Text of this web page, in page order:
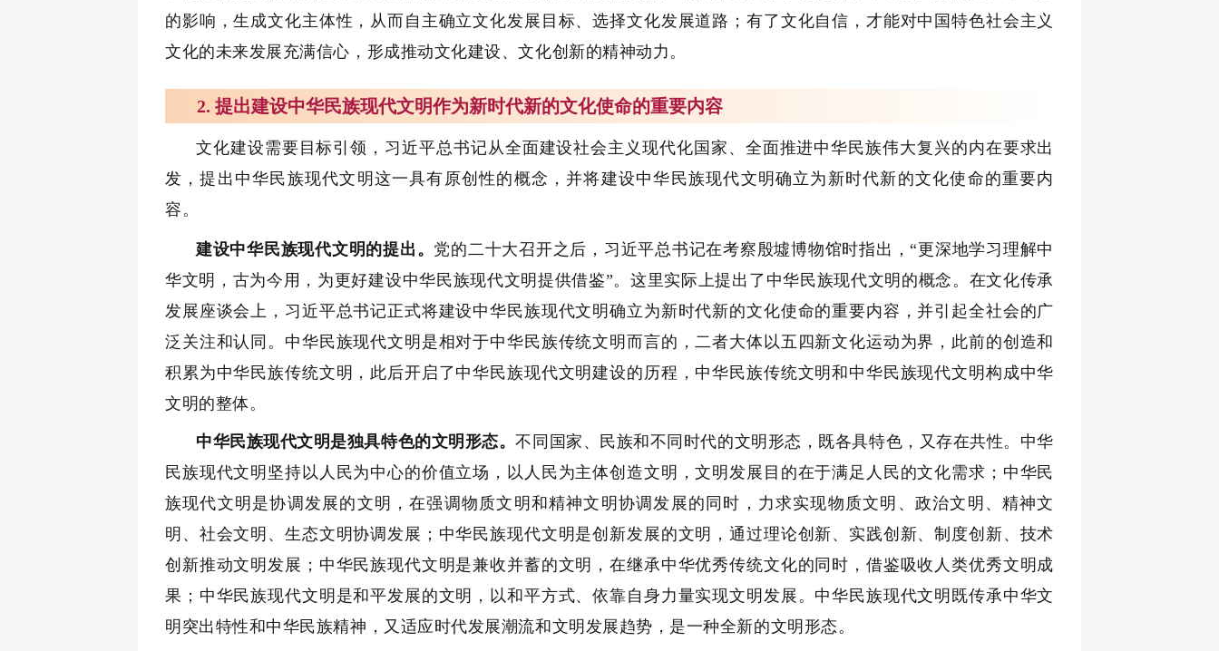
的影响，生成文化主体性，从而自主确立文化发展目标、选择文化发展道路；有了文化自信，才能对中国特色社会主义
文化的未来发展充满信心，形成推动文化建设、文化创新的精神动力。
2. 提出建设中华民族现代文明作为新时代新的文化使命的重要内容
文化建设需要目标引领，习近平总书记从全面建设社会主义现代化国家、全面推进中华民族伟大复兴的内在要求出
发，提出中华民族现代文明这一具有原创性的概念，并将建设中华民族现代文明确立为新时代新的文化使命的重要内
容。
建设中华民族现代文明的提出。 党的二十大召开之后，习近平总书记在考察殷墟博物馆时指出，“更深地学习理解中
华文明，古为今用，为更好建设中华民族现代文明提供借鉴”。这里实际上提出了中华民族现代文明的概念。在文化传承
发展座谈会上，习近平总书记正式将建设中华民族现代文明确立为新时代新的文化使命的重要内容，并引起全社会的广
泛关注和认同。中华民族现代文明是相对于中华民族传统文明而言的，二者大体以五四新文化运动为界，此前的创造和
积累为中华民族传统文明，此后开启了中华民族现代文明建设的历程，中华民族传统文明和中华民族现代文明构成中华
文明的整体。
中华民族现代文明是独具特色的文明形态。不同国家、民族和不同时代的文明形态，既各具特色，又存在共性。中华
民族现代文明坚持以人民为中心的价值立场，以人民为主体创造文明，文明发展目的在于满足人民的文化需求；中华民
族现代文明是协调发展的文明，在强调物质文明和精神文明协调发展的同时，力求实现物质文明、政治文明、精神文
明、社会文明、生态文明协调发展；中华民族现代文明是创新发展的文明，通过理论创新、实践创新、制度创新、技术
创新推动文明发展；中华民族现代文明是兼收并蓄的文明，在继承中华优秀传统文化的同时，借鉴吸收人类优秀文明成
果；中华民族现代文明是和平发展的文明，以和平方式、依靠自身力量实现文明发展。中华民族现代文明既传承中华文
明突出特性和中华民族精神，又适应时代发展潮流和文明发展趋势，是一种全新的文明形态。